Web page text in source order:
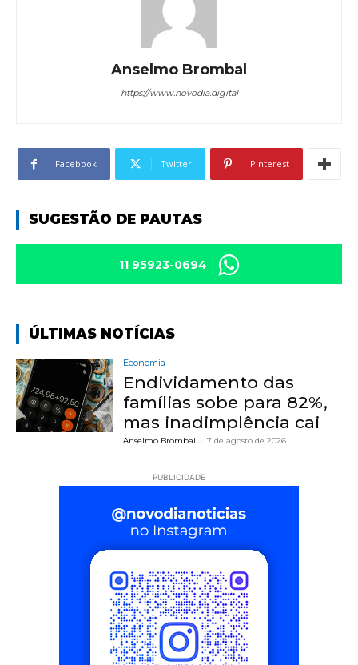
Anselmo Brombal
https://www.novodia.digital
Facebook Twitter Pinterest
SUGESTÃO DE PAUTAS
11 95923-0694
ÚLTIMAS NOTÍCIAS
Economia
Endividamento das
famílias sobe para 82%,
mas inadimplência cai
Anselmo Brombal - 7 de agosto de 2026
PUBLICIDADE